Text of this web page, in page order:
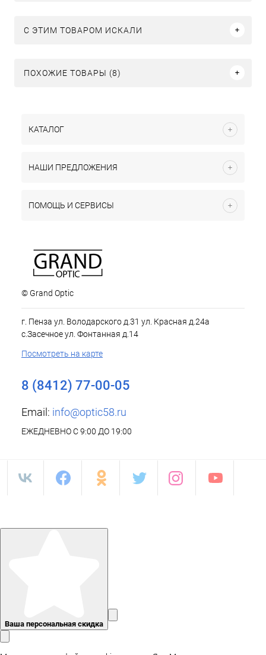
C ЭТИМ ТОВАРОМ ИСКАЛИ
ПОХОЖИЕ ТОВАРЫ (8)
КАТАЛОГ
НАШИ ПРЕДЛОЖЕНИЯ
ПОМОЩЬ И СЕРВИСЫ
© Grand Optic
г. Пенза ул. Володарского д.31 ул. Красная д.24а
с.Засечное ул. Фонтанная д.14
Посмотреть на карте
8 (8412) 77-00-05
Email: info@optic58.ru
ЕЖЕДНЕВНО С 9:00 ДО 19:00
Ваша персональная скидка